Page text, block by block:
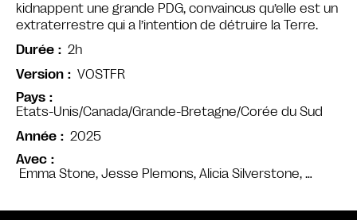
Avec
Emma Stone, Jesse Plemons, Alicia Silverstone, …
kidnappent une grande PDG, convaincus qu’elle est un
extraterrestre qui a l’intention de détruire la Terre.
Durée
2h
Version
VOSTFR
Pays
Etats-Unis/Canada/Grande-Bretagne/Corée du Sud
Année
2025